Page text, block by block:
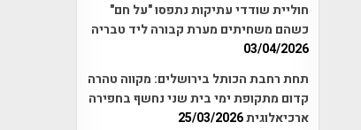
חוליית שודדי עתיקות נתפסו "על חם"
כשהם משחיתים מערת קבורה ליד טבריה
03/04/2026
תחת רחבת הכותל בירושלים: מקווה טהרה
קדום מתקופת ימי בית שני נחשף בחפירה
ארכיאלוגית25/03/2026